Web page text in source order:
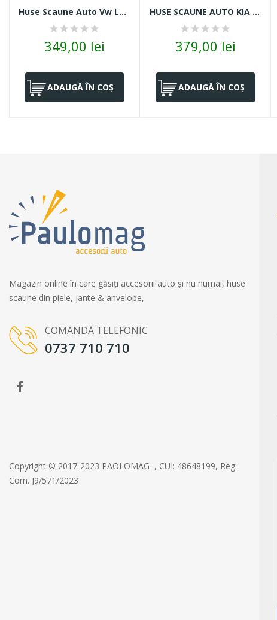
Huse Scaune Auto Vw Lupo Negru Albastru
349,00 lei
ADAUGĂ ÎN COȘ
HUSE SCAUNE AUTO KIA PICANTO ALCANTARA BEJ
379,00 lei
ADAUGĂ ÎN COȘ
Magazin online în care găsiți accesorii auto și nu numai, huse
scaune din piele, jante & anvelope,
COMANDĂ TELEFONIC
0737 710 710
Copyright © 2017-2023 PAOLOMAG , CUI: 48648199, Reg.
Com. J9/571/2023